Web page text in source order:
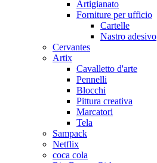
Artigianato
Forniture per ufficio
Cartelle
Nastro adesivo
Cervantes
Artix
Cavalletto d'arte
Pennelli
Blocchi
Pittura creativa
Marcatori
Tela
Sampack
Netflix
coca cola